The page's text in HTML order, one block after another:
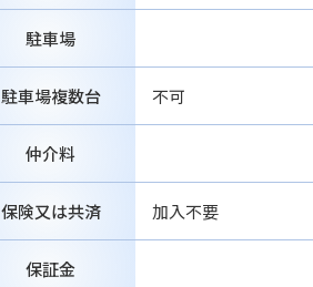
駐車場
駐車場複数台 不可
仲介料
保険又は共済 加入不要
保証金